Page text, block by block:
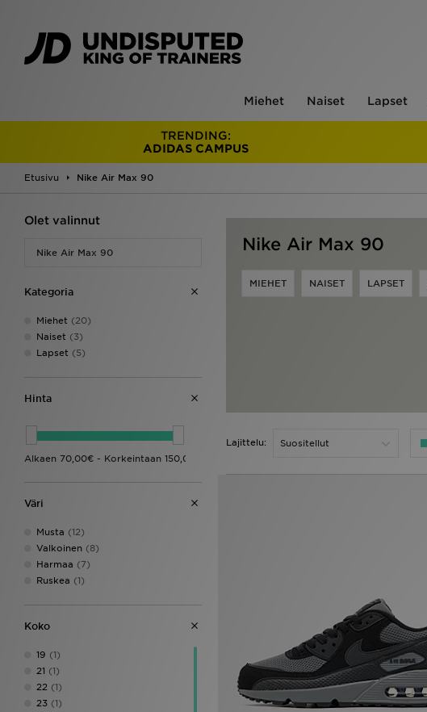
Miehet Naiset Lapset
TRENDING:
ADIDAS CAMPUS
Etusivu Nike Air Max 90
Olet valinnut
Nike Air Max 90
Kategoria
Miehet (20)
Naiset (3)
Lapset (5)
Hinta
Väri
Musta (12)
Valkoinen (8)
Harmaa (7)
Ruskea (1)
Koko
19 (1)
21 (1)
22 (1)
23 (1)
Nike Air Max 90
MIEHET NAISET LAPSET
Lajittelu: